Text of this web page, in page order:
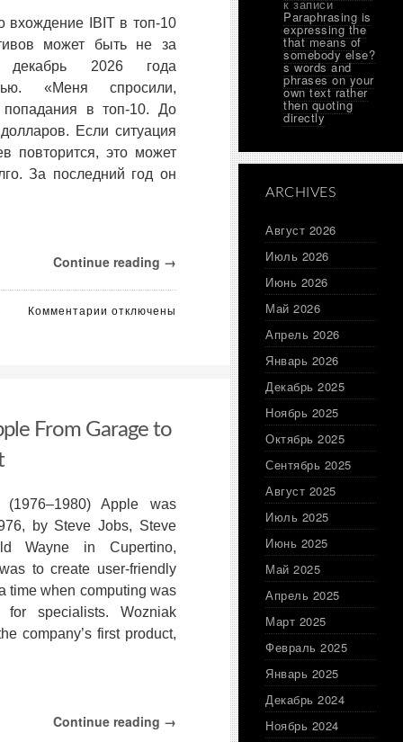
вхождение IBIT в топ-10
может быть не за
декабрь 2026 года
«Меня спросили,
в топ-10. До
Если ситуация
повторится, это может
За последний год он
Continue reading →
Комментарии к
в
размеру
активов
может
быть
не
горами,
назначив
декабрь
«Меня
отключены
From Garage to
Apple was
by Steve Jobs, Steve
Wayne in Cupertino,
to create user-friendly
time when computing was
specialists. Wozniak
company’s first product,
Continue reading →
к записи
Paraphrasing is
expressing the
that means of
somebody else?
s words and
phrases on your
own text rather
then quoting
directly
ARCHIVES
Август 2026
Июль 2026
Июнь 2026
Май 2026
Апрель 2026
Январь 2026
Декабрь 2025
Ноябрь 2025
Октябрь 2025
Сентябрь 2025
Август 2025
Июль 2025
Июнь 2025
Май 2025
Апрель 2025
Март 2025
Февраль 2025
Январь 2025
Декабрь 2024
Ноябрь 2024